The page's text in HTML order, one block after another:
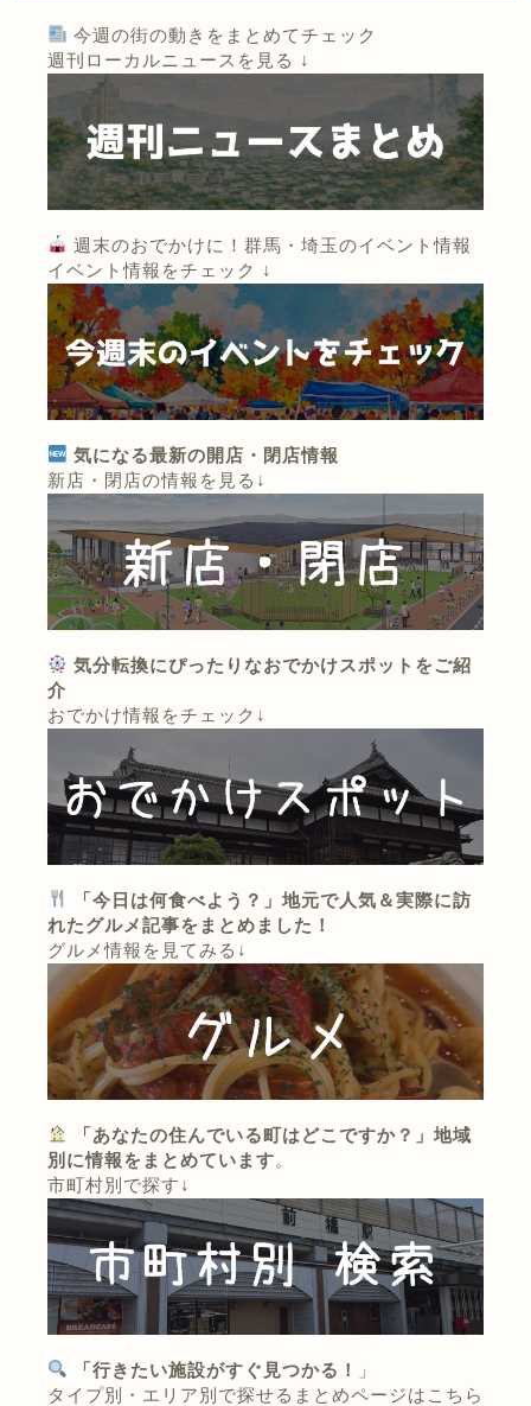
今週の街の動きをまとめてチェック
週刊ローカルニュースを見る ↓
週末のおでかけに！群馬・埼玉のイベント情報
イベント情報をチェック ↓
気になる最新の開店・閉店情報
新店・閉店の情報を見る↓
気分転換にぴったりなおでかけスポットをご紹
介
おでかけ情報をチェック↓
「今日は何食べよう？」地元で人気＆実際に訪
れたグルメ記事をまとめました！
グルメ情報を見てみる↓
「あなたの住んでいる町はどこですか？」地域
別に情報をまとめています。
市町村別で探す↓
「行きたい施設がすぐ見つかる！
」
タイプ別・エリア別で探せるまとめページはこちら